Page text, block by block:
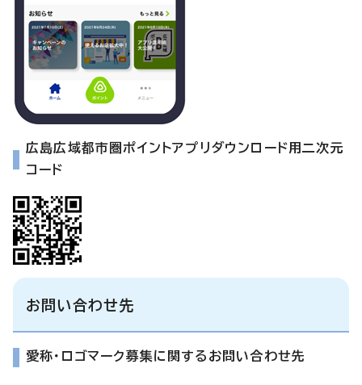
広島広域都市圏ポイントアプリダウンロード用二次元
コード
お問い合わせ先
愛称・ロゴマーク募集に関するお問い合わせ先